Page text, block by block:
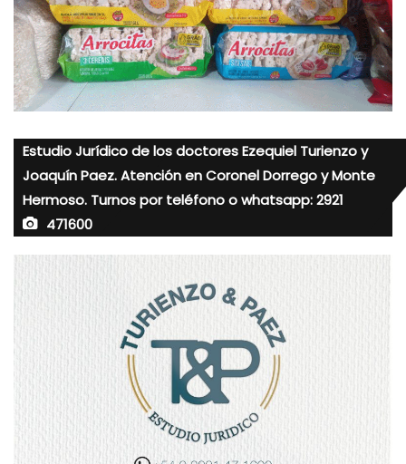
Estudio Jurídico de los doctores Ezequiel Turienzo y
Joaquín Paez. Atención en Coronel Dorrego y Monte
Hermoso. Turnos por teléfono o whatsapp: 2921
471600